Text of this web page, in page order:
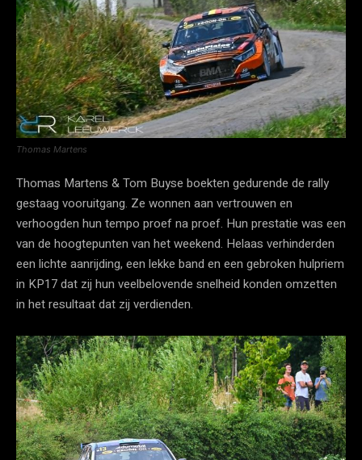
Thomas Martens
Thomas Martens & Tom Buyse boekten gedurende de rally
gestaag vooruitgang. Ze wonnen aan vertrouwen en
verhoogden hun tempo proef na proef. Hun prestatie was een
van de hoogtepunten van het weekend. Helaas verhinderden
een lichte aanrijding, een lekke band en een gebroken hulpriem
in KP17 dat zij hun veelbelovende snelheid konden omzetten
in het resultaat dat zij verdienden.